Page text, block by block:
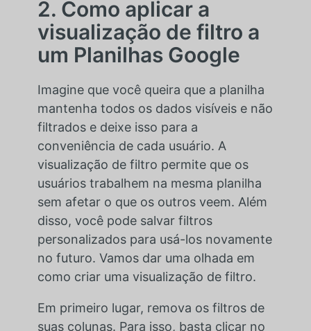
2. Como aplicar a
visualização de filtro a
um Planilhas Google
Imagine que você queira que a planilha
mantenha todos os dados visíveis e não
filtrados e deixe isso para a
conveniência de cada usuário. A
visualização de filtro permite que os
usuários trabalhem na mesma planilha
sem afetar o que os outros veem. Além
disso, você pode salvar filtros
personalizados para usá-los novamente
no futuro. Vamos dar uma olhada em
como criar uma visualização de filtro.
Em primeiro lugar, remova os filtros de
suas colunas. Para isso, basta clicar no